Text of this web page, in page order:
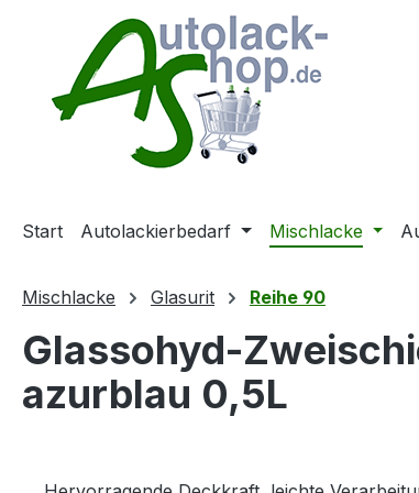
Hauptinhalt springen
Zur Suche springen
Zur Hauptnavigation springen
Start Autolackierbedarf Mischlacke
Mischlacke Glasurit Reihe 90
Glassohyd-
azurblau 0,5L